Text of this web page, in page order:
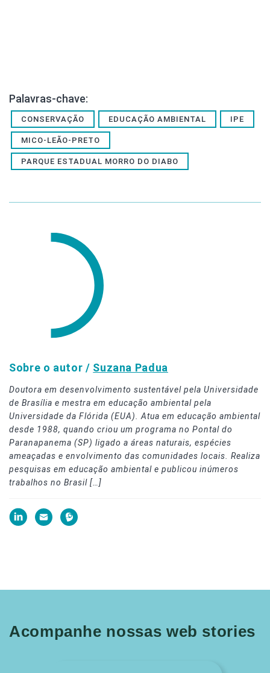
Palavras-chave:
CONSERVAÇÃO EDUCAÇÃO AMBIENTAL IPE
MICO-LEÃO-PRETO
PARQUE ESTADUAL MORRO DO DIABO
Sobre o autor / Suzana Padua
Doutora em desenvolvimento sustentável pela Universidade
de Brasília e mestra em educação ambiental pela
Universidade da Flórida (EUA). Atua em educação ambiental
desde 1988, quando criou um programa no Pontal do
Paranapanema (SP) ligado a áreas naturais, espécies
ameaçadas e envolvimento das comunidades locais. Realiza
pesquisas em educação ambiental e publicou inúmeros
trabalhos no Brasil […]
Acompanhe nossas web stories